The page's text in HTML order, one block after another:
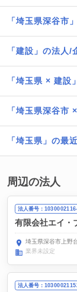
「埼玉県深谷市
「建設」の法人/
「埼玉県 × 建設
「埼玉県深谷市
「埼玉県」の最
周辺の法人
法人番号：
有限会社エイ・
埼玉県深谷市上野
業界未設定
法人番号：